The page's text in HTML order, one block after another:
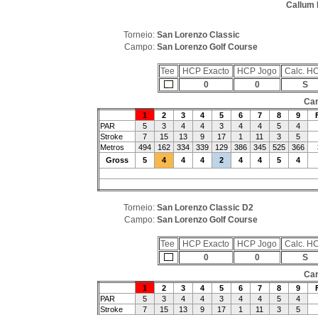
Callum
Torneio: San Lorenzo Classic
Campo: San Lorenzo Golf Course
Tee HCP Exacto HCP Jogo
Calc.
0
0
S
1 2 3 4 5 6 7 8 9
PAR
5 3 4 4 3 4 4 5
4
Stroke
7 15 13 9 17 1 11 3
5
Metros
494 162 334 339 129 386 345 525 366
Gross
5 4 4 4 2 4 4 5 4
Torneio: San Lorenzo Classic D2
Campo: San Lorenzo Golf Course
Tee HCP Exacto HCP Jogo
Calc.
0
0
S
1 2 3 4 5 6 7 8 9
PAR
5 3 4 4 3 4 4 5
4
Stroke
7 15 13 9 17 1 11 3
5